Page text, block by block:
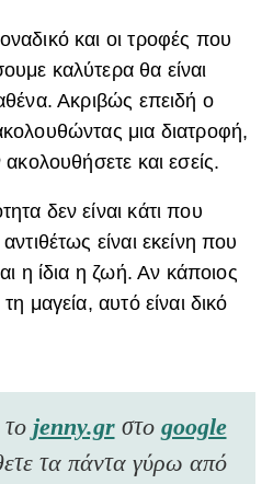
και οι τροφές που
καλύτερα θα είναι
Ακριβώς επειδή ο
μια διατροφή,
ακολουθήσετε και εσείς.
δεν είναι κάτι που
είναι εκείνη που
η ίδια η ζωή. Αν κάποιος
μαγεία, αυτό είναι δικό
jenny.grστο google
τα πάντα γύρω από